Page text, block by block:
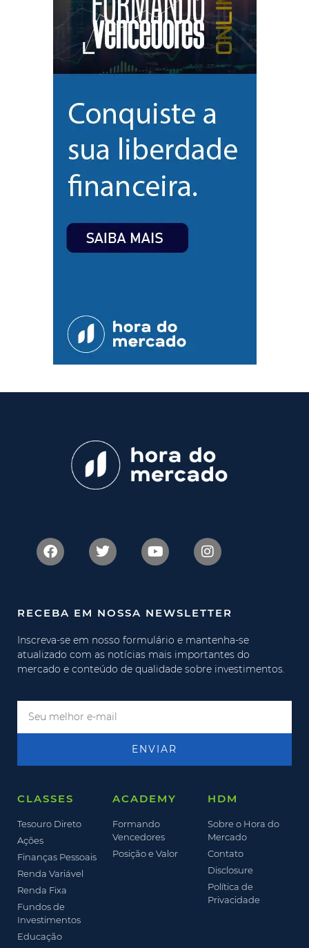
RECEBA EM NOSSA NEWSLETTER
Inscreva-se em nosso formulário e mantenha-se
atualizado com as notícias mais importantes do
mercado e conteúdo de qualidade sobre investimentos.
ENVIAR
CLASSES
Tesouro Direto
Ações
Finanças Pessoais
Renda Variável
Renda Fixa
Fundos de
Investimentos
Educação
ACADEMY
Formando
Vencedores
Posição e Valor
HDM
Sobre o Hora do
Mercado
Contato
Disclosure
Política de
Privacidade